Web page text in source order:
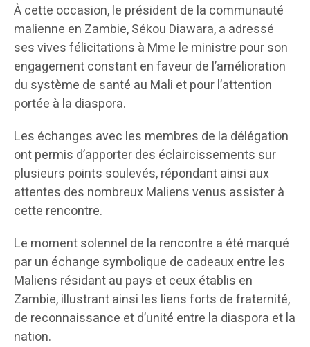
À cette occasion, le président de la communauté
malienne en Zambie, Sékou Diawara, a adressé
ses vives félicitations à Mme le ministre pour son
engagement constant en faveur de l’amélioration
du système de santé au Mali et pour l’attention
portée à la diaspora.
Les échanges avec les membres de la délégation
ont permis d’apporter des éclaircissements sur
plusieurs points soulevés, répondant ainsi aux
attentes des nombreux Maliens venus assister à
cette rencontre.
Le moment solennel de la rencontre a été marqué
par un échange symbolique de cadeaux entre les
Maliens résidant au pays et ceux établis en
Zambie, illustrant ainsi les liens forts de fraternité,
de reconnaissance et d’unité entre la diaspora et la
nation.